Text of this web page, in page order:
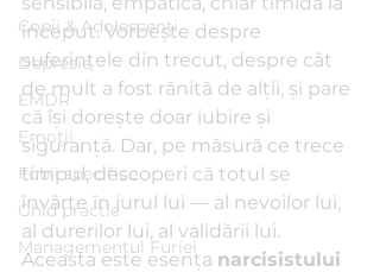
Copii & Adolescenți
Depresie
EMDR
Emoții
Fobii specifice
Ghid practic
Managementul Furiei
început. Vorbește despre
suferințele din trecut, despre cât
de mult a fost rănită de alții, și pare
că își dorește doar iubire și
siguranță. Dar, pe măsură ce trece
timpul, descoperi că totul se
învârte în jurul lui — al nevoilor lui,
al durerilor lui, al validării lui.
Aceasta este esența narcisistului